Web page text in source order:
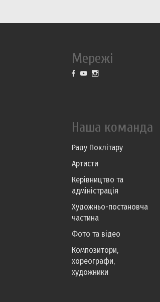
Мережі
Наша команда
Раду Поклітару
Артисти
Керівництво та
адміністрація
Художньо-постановча
частина
Фото та відео
Композитори,
хореографи,
художники